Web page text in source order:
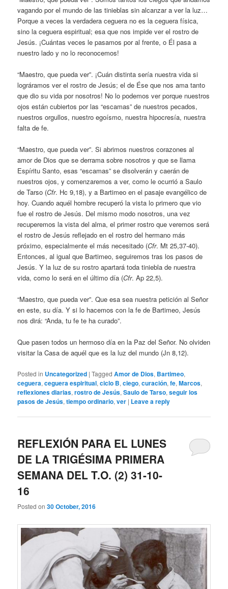
vagando por el mundo de las tinieblas sin alcanzar a ver la luz…
Porque a veces la verdadera ceguera no es la ceguera física,
sino la ceguera espiritual; esa que nos impide ver el rostro de
Jesús. ¡Cuántas veces le pasamos por al frente, o Él pasa a
nuestro lado y no lo reconocemos!
“Maestro, que pueda ver”. ¡Cuán distinta sería nuestra vida si
lográramos ver el rostro de Jesús; el de Ése que nos ama tanto
que dio su vida por nosotros! No lo podemos ver porque nuestros
ojos están cubiertos por las “escamas” de nuestros pecados,
nuestros orgullos, nuestro egoísmo, nuestra hipocresía, nuestra
falta de fe.
“Maestro, que pueda ver”. Si abrimos nuestros corazones al
amor de Dios que se derrama sobre nosotros y que se llama
Espíritu Santo, esas “escamas” se disolverán y caerán de
nuestros ojos, y comenzaremos a ver, como le ocurrió a Saulo
de Tarso (Cfr. Hc 9,18), y a Bartimeo en el pasaje evangélico de
hoy. Cuando aquél hombre recuperó la vista lo primero que vio
fue el rostro de Jesús. Del mismo modo nosotros, una vez
recuperemos la vista del alma, el primer rostro que veremos será
el rostro de Jesús reflejado en el rostro del hermano más
próximo, especialmente el más necesitado (Cfr. Mt 25,37-40).
Entonces, al igual que Bartimeo, seguiremos tras los pasos de
Jesús. Y la luz de su rostro apartará toda tiniebla de nuestra
vida, como lo será en el último día (Cfr. Ap 22,5).
“Maestro, que pueda ver”. Que esa sea nuestra petición al Señor
en este, su día. Y si lo hacemos con la fe de Bartimeo, Jesús
nos dirá: “Anda, tu fe te ha curado”.
Que pasen todos un hermoso día en la Paz del Señor. No olviden
visitar la Casa de aquél que es la luz del mundo (Jn 8,12).
Posted in Uncategorized |Tagged Amor de Dios, Bartimeo,
ceguera,ceguera espiritual,ciclo B,ciego,curación,fe,Marcos,
reflexiones diarias,rostro de Jesús,Saulo de Tarso,seguir los
pasos de Jesús,tiempo ordinario,ver | Leave a reply
REFLEXIÓN PARA EL LUNES
DE LA TRIGÉSIMA PRIMERA
SEMANA DEL T.O. (2) 31-10-
16
Posted on30 October, 2016